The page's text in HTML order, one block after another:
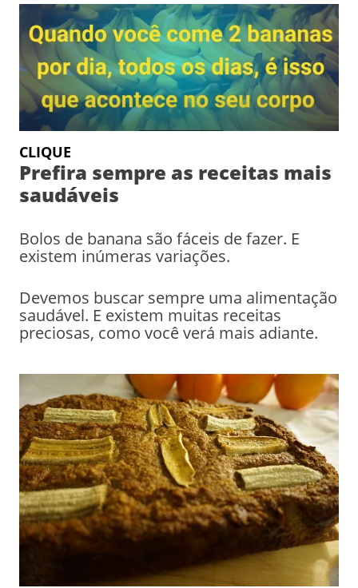
CLIQUE
Prefira sempre as receitas mais
saudáveis
Bolos de banana são fáceis de fazer. E
existem inúmeras variações.
Devemos buscar sempre uma alimentação
saudável. E existem muitas receitas
preciosas, como você verá mais adiante.